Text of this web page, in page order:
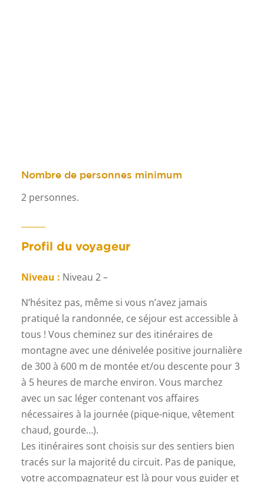
Nombre de personnes minimum
2 personnes.
Profil du voyageur
Niveau : Niveau 2 –
N’hésitez pas, même si vous n’avez jamais
pratiqué la randonnée, ce séjour est accessible à
tous ! Vous cheminez sur des itinéraires de
montagne avec une dénivelée positive journalière
de 300 à 600 m de montée et/ou descente pour 3
à 5 heures de marche environ. Vous marchez
avec un sac léger contenant vos affaires
nécessaires à la journée (pique-nique, vêtement
chaud, gourde…).
Les itinéraires sont choisis sur des sentiers bien
tracés sur la majorité du circuit. Pas de panique,
votre accompagnateur est là pour vous guider et